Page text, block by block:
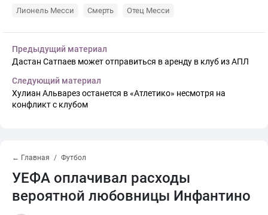
Лионель Месси Смерть Отец Месси
Предыдущий материал
Дастан Сатпаев может отправиться в аренду в клуб из АПЛ
Следующий материал
Хулиан Альварез останется в «Атлетико» несмотря на
конфликт с клубом
← Главная Футбол
УЕФА оплачивал расходы
вероятной любовницы Инфантино